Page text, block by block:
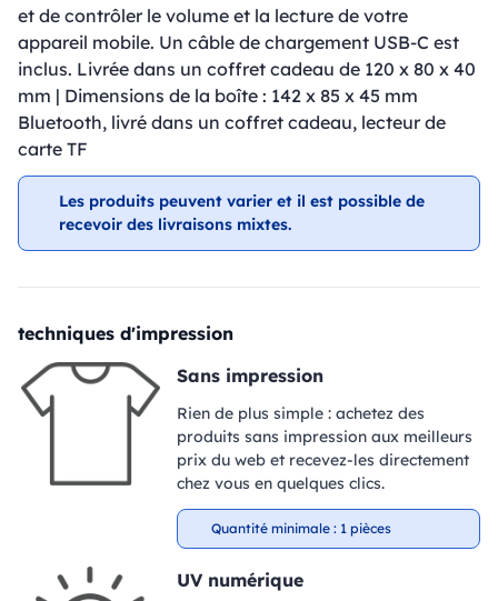
et de contrôler le volume et la lecture de votre
appareil mobile. Un câble de chargement USB-C est
inclus. Livrée dans un coffret cadeau de 120 x 80 x 40
mm | Dimensions de la boîte : 142 x 85 x 45 mm
Bluetooth, livré dans un coffret cadeau, lecteur de
carte TF
Les produits peuvent varier et il est possible de
recevoir des livraisons mixtes.
techniques d'impression
Sans impression
Rien de plus simple : achetez des
produits sans impression aux meilleurs
prix du web et recevez-les directement
chez vous en quelques clics.
Quantité minimale : 1 pièces
UV numérique